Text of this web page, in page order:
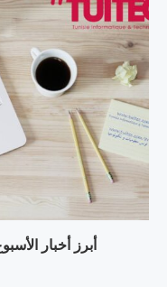
أبرز أخبار الأسبوع – 5‏/4‏/2026 –